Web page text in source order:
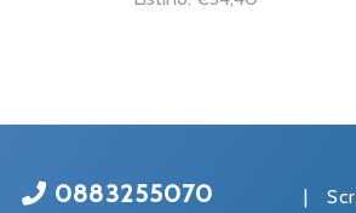
0883255070 |